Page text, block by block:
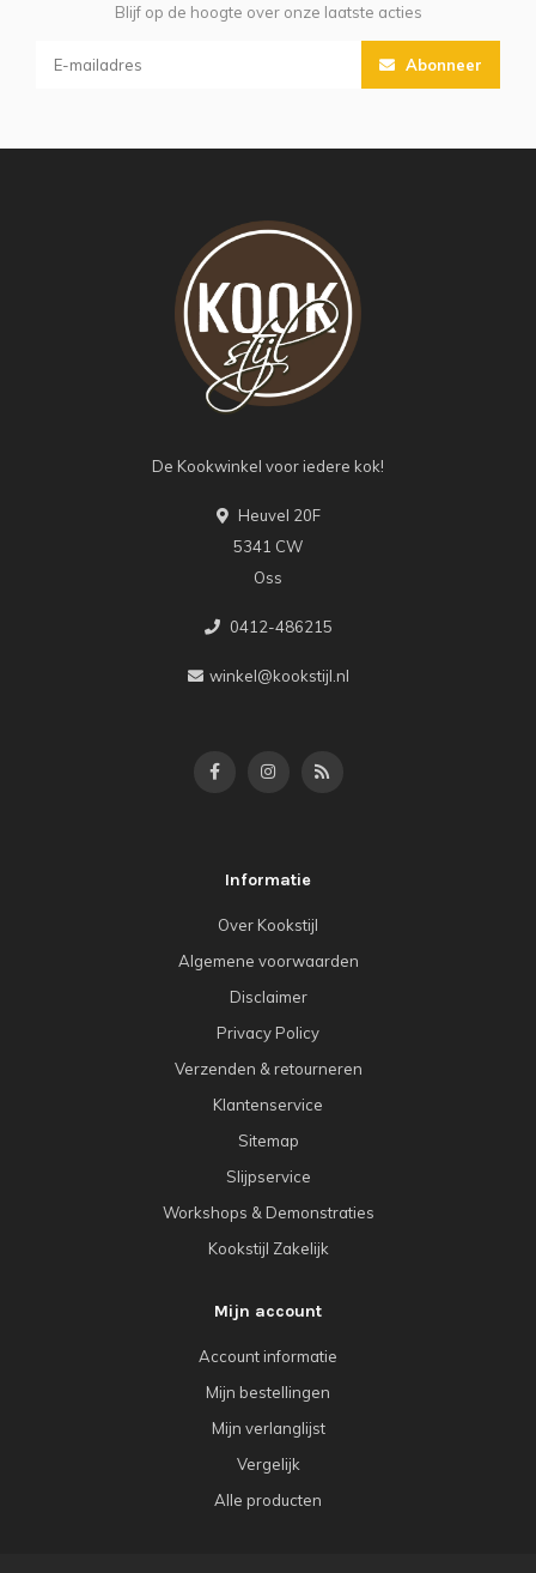
Blijf op de hoogte over onze laatste acties
Abonneer
De Kookwinkel voor iedere kok!
Heuvel 20F
5341 CW
Oss
0412-486215
winkel@kookstijl.nl
Informatie
Over Kookstijl
Algemene voorwaarden
Disclaimer
Privacy Policy
Verzenden & retourneren
Klantenservice
Sitemap
Slijpservice
Workshops & Demonstraties
Kookstijl Zakelijk
Mijn account
Account informatie
Mijn bestellingen
Mijn verlanglijst
Vergelijk
Alle producten